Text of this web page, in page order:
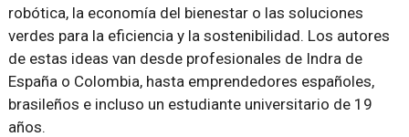
robótica, la economía del bienestar o las soluciones
verdes para la eficiencia y la sostenibilidad. Los autores
de estas ideas van desde profesionales de Indra de
España o Colombia, hasta emprendedores españoles,
brasileños e incluso un estudiante universitario de 19
años.